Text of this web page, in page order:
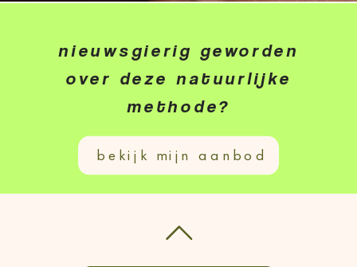
nieuwsgierig geworden
over deze natuurlijke
methode?
bekijk mijn aanbod